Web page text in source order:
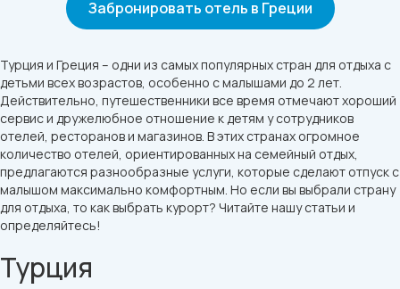
Забронировать отель в Греции
Турция и Греция – одни из самых популярных стран для отдыха с
детьми всех возрастов, особенно с малышами до 2 лет.
Действительно, путешественники все время отмечают хороший
сервис и дружелюбное отношение к детям у сотрудников
отелей, ресторанов и магазинов. В этих странах огромное
количество отелей, ориентированных на семейный отдых,
предлагаются разнообразные услуги, которые сделают отпуск с
малышом максимально комфортным. Но если вы выбрали страну
для отдыха, то как выбрать курорт? Читайте нашу статьи и
определяйтесь!
Турция